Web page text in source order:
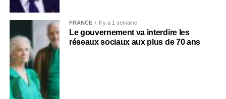
FRANCE Il y a 1 semaine
Le gouvernement va interdire les
réseaux sociaux aux plus de 70 ans